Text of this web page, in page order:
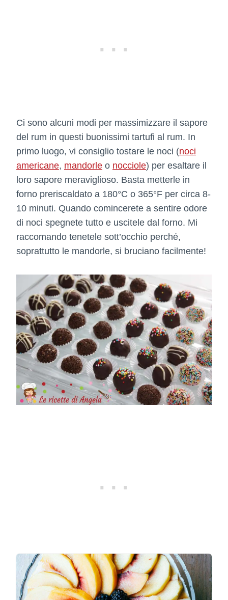
Ci sono alcuni modi per massimizzare il sapore
del rum in questi buonissimi tartufi al rum. In
primo luogo, vi consiglio tostare le noci (noci
americane, mandorle o nocciole) per esaltare il
loro sapore meraviglioso. Basta metterle in
forno preriscaldato a 180°C o 365°F per circa 8-
10 minuti. Quando comincerete a sentire odore
di noci spegnete tutto e uscitele dal forno. Mi
raccomando tenetele sott’occhio perché,
soprattutto le mandorle, si bruciano facilmente!